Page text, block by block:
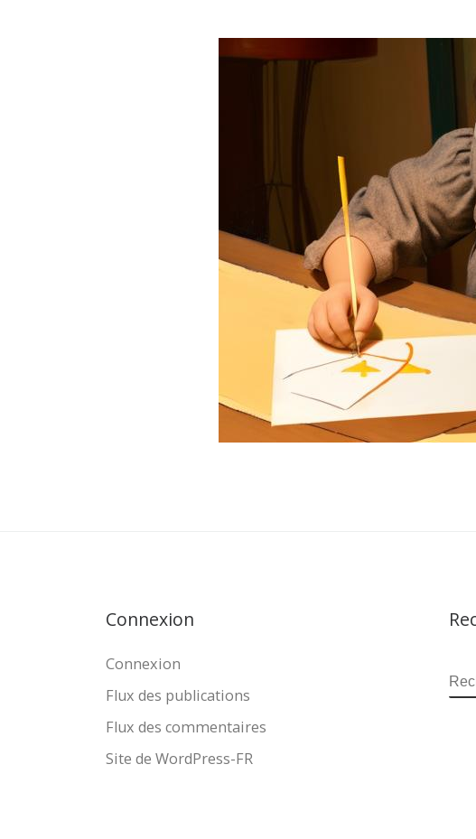
Navigation des images
Connexion
Connexion
Flux des publications
Flux des commentaires
Site de WordPress-FR